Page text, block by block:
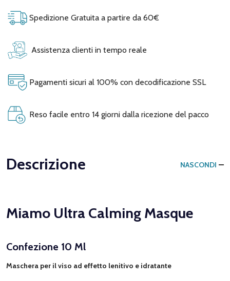
Spedizione Gratuita a partire da 60€
Assistenza clienti in tempo reale
Pagamenti sicuri al 100% con decodificazione SSL
Reso facile entro 14 giorni dalla ricezione del pacco
Descrizione NASCONDI
Miamo Ultra Calming Masque
Confezione 10 Ml
Maschera per il viso ad effetto lenitivo e idratante